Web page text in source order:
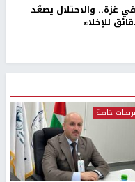
غزة.. والاحتلال يصعّد
للإخلاء
خاصة